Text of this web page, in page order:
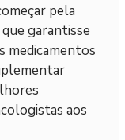
pela
garantisse
medicamentos
aos